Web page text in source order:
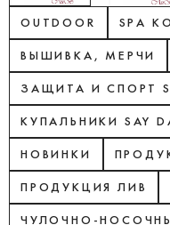
OUTDOOR SPA
ВЫШИВКА, МЕРЧИ
ЗАЩИТА И СПОРТ
КУПАЛЬНИКИ SAY
НОВИНКИ
ПРОДУКЦИЯ ЛИВ
ЧУЛОЧНО-